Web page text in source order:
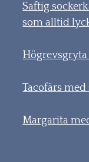
Saftig
som alltid
Tacofärs
Margarita